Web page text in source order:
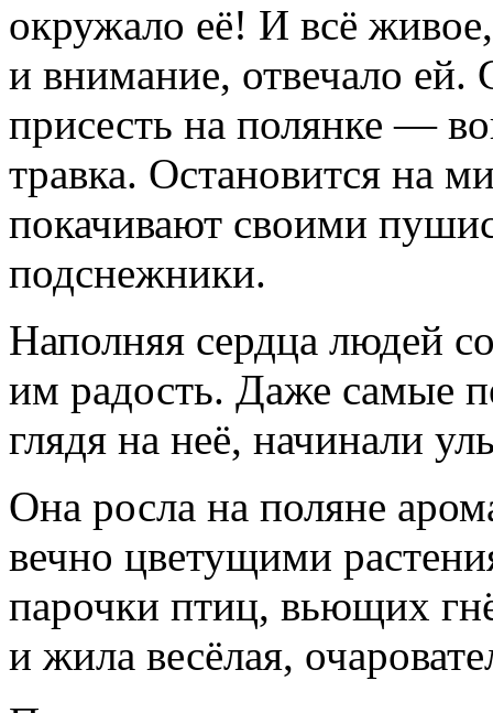
окружало её! И всё
и внимание, отвечало
присесть на полянке —
травка. Остановится на
покачивают своими
подснежники.
Наполняя сердца людей
им радость. Даже самые
глядя на неё, начинали
Она росла на поляне
вечно цветущими
парочки птиц, вьющих
и жила весёлая,